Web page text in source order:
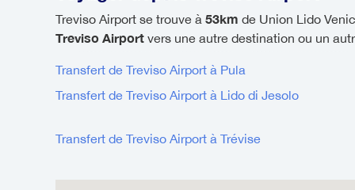
Treviso Airport se trouve à 53km de Union Lido
Treviso Airportvers une autre destination ou un
Transfert de Treviso Airport à Pula
Transfert de Treviso Airport à Lido di Jesolo
Transfert de Treviso Airport à Trévise